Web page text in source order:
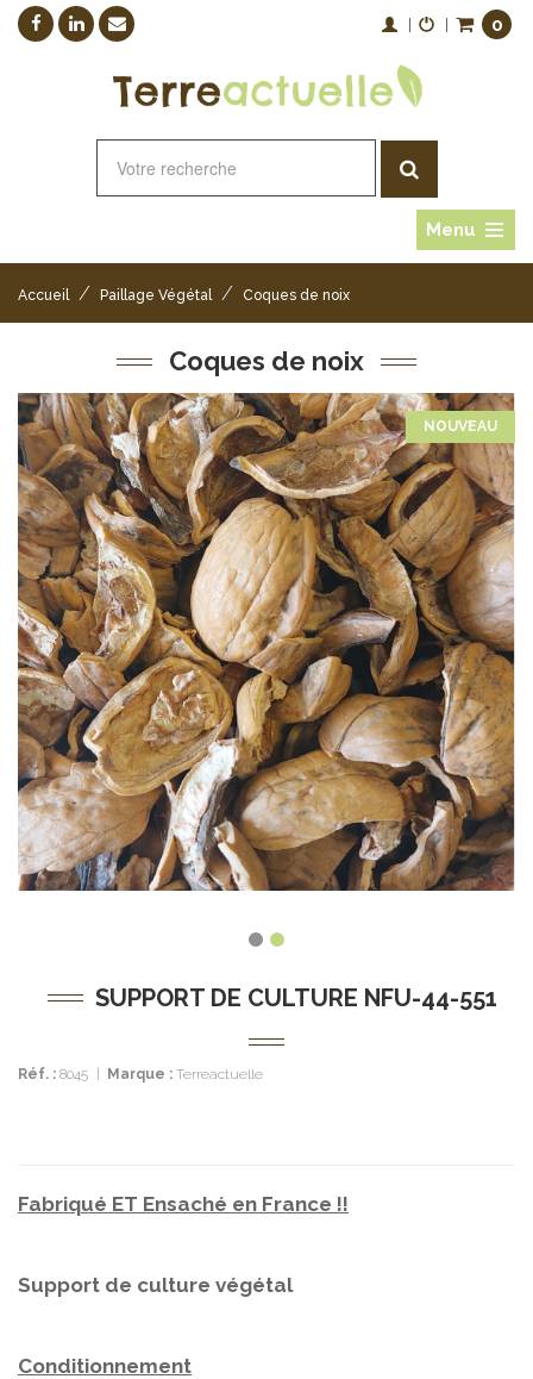
0
Menu
Accueil / Paillage Végétal / Coques de noix
Coques de noix
NOUVEAU
SUPPORT DE CULTURE NFU-44-551
Réf. : 8045 Marque : Terreactuelle
Fabriqué ET Ensaché en France !!
Support de culture végétal
Conditionnement